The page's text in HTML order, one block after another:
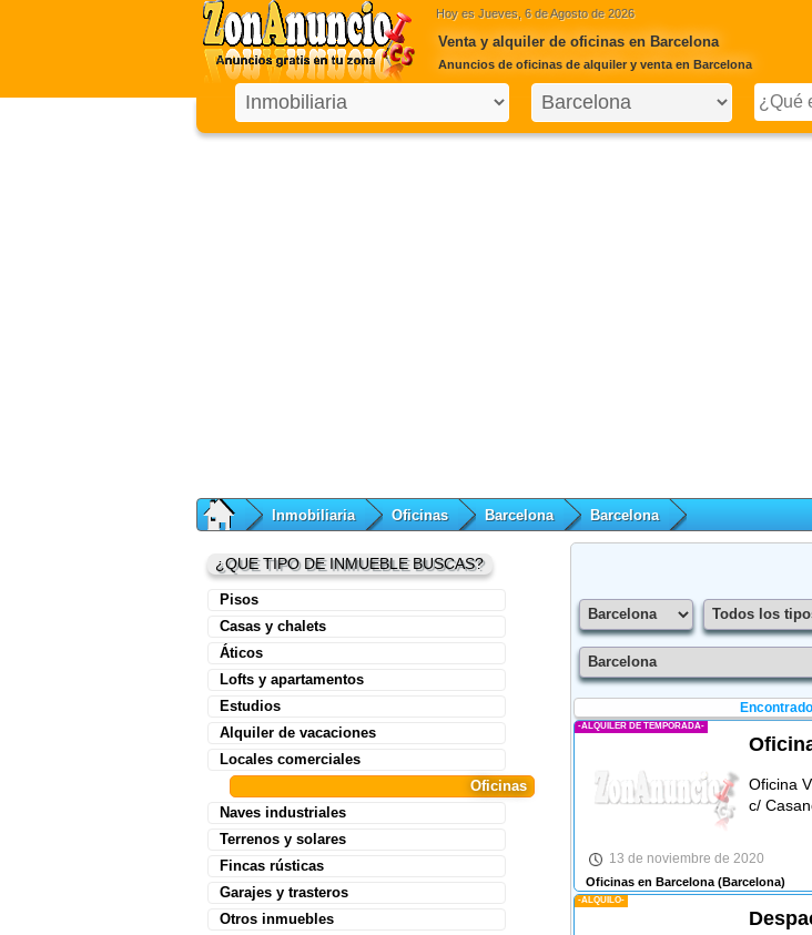
Hoy es Jueves, 6 de Agosto de 2026
Venta y alquiler de oficinas en Barcelona
Anuncios de oficinas de alquiler y venta en Barcelona
Inmobiliaria Oficinas Barcelona Barcelona
¿QUE TIPO DE INMUEBLE BUSCAS?
Pisos
Casas y chalets
Áticos
Lofts y apartamentos
Estudios
Alquiler de vacaciones
Locales comerciales
Oficinas
Naves industriales
Terrenos y solares
Fincas rústicas
Garajes y trasteros
Otros inmuebles
-ALQUILER DE TEMPORADA-
Oficina
c/
13 de noviembre de 2020
Oficinas en Barcelona(Barcelona)
-ALQUILO-